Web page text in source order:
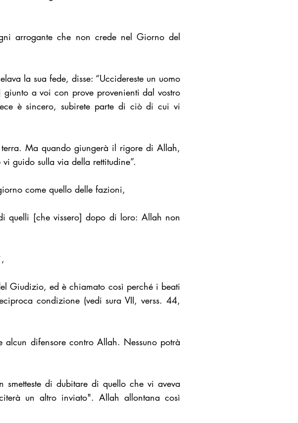
arrogante che non crede nel Giorno del
la sua fede, disse: “Uccidereste un uomo
a voi con prove provenienti dal vostro
è sincero, subirete parte di ciò di cui vi
Ma quando giungerà il rigore di Allah,
guido sulla via della rettitudine”.
come quello delle fazioni,
quelli [che vissero] dopo di loro: Allah non
Giudizio, ed è chiamato così perché i beati
condizione (vedi sura VII, verss. 44,
difensore contro Allah. Nessuno potrà
di dubitare di quello che vi aveva
un altro inviato". Allah allontana così